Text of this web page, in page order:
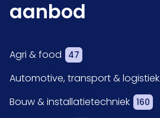
aanbod
Agri & food 47
Automotive, transport & logistiek
Bouw & installatietechniek 160